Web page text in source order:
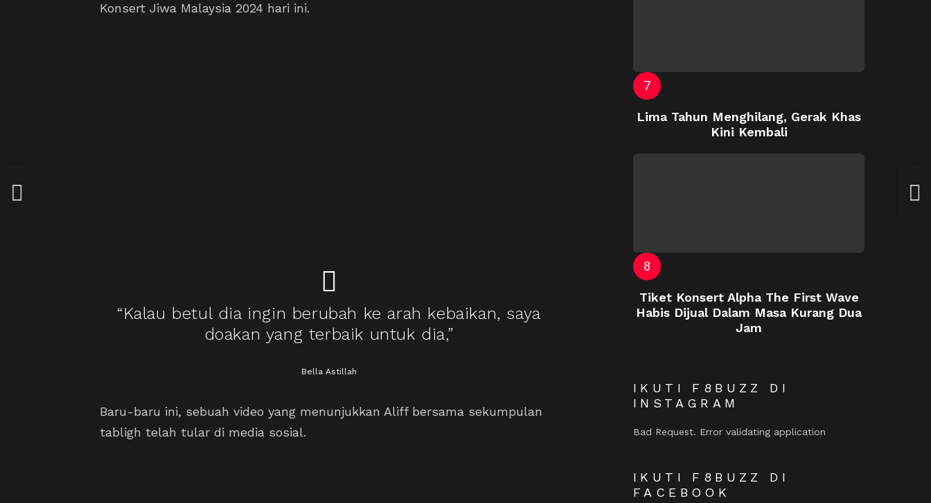
Konsert Jiwa Malaysia 2024 hari ini.
“Kalau betul dia ingin berubah ke arah kebaikan, saya
doakan yang terbaik untuk dia,”
Bella Astillah
Baru-baru ini, sebuah video yang menunjukkan Aliff bersama sekumpulan
tabligh telah tular di media sosial.
Lima Tahun Menghilang, Gerak Khas
Kini Kembali
Tiket Konsert Alpha The First Wave
Habis Dijual Dalam Masa Kurang Dua
Jam
IKUTI F8BUZZ DI
INSTAGRAM
Bad Request. Error validating application
IKUTI F8BUZZ DI
FACEBOOK